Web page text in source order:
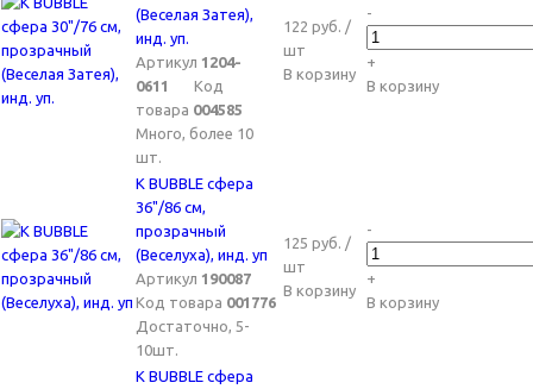
(Веселая Затея),
инд. уп.
Артикул 1204-
0611
Код
товара 004585
Много, более 10
шт.
122 руб. /
шт
В корзину
-
+
В корзину
K BUBBLE сфера
36"/86 см,
прозрачный
(Веселуха), инд. уп
Артикул 190087
Код товара 001776
Достаточно, 5-
10шт.
125 руб. /
шт
В корзину
-
+
В корзину
K BUBBLE сфера